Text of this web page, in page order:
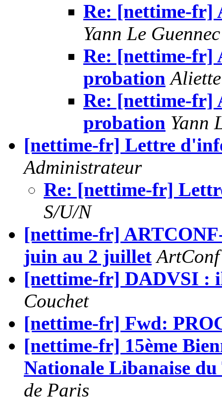
Re: [nettime-fr]
Yann Le Guennec
Re: [nettime-fr]
probation Aliette
Re: [nettime-fr]
probation Yann
[nettime-fr] Lettre
Administrateur
Re: [nettime-fr]
S/U/N
[nettime-fr]
juin au 2 juillet ArtConf
[nettime-fr] DADVSI :
Couchet
[nettime-fr] Fwd:
[nettime-fr] 15ème
Nationale Libanaise
de Paris